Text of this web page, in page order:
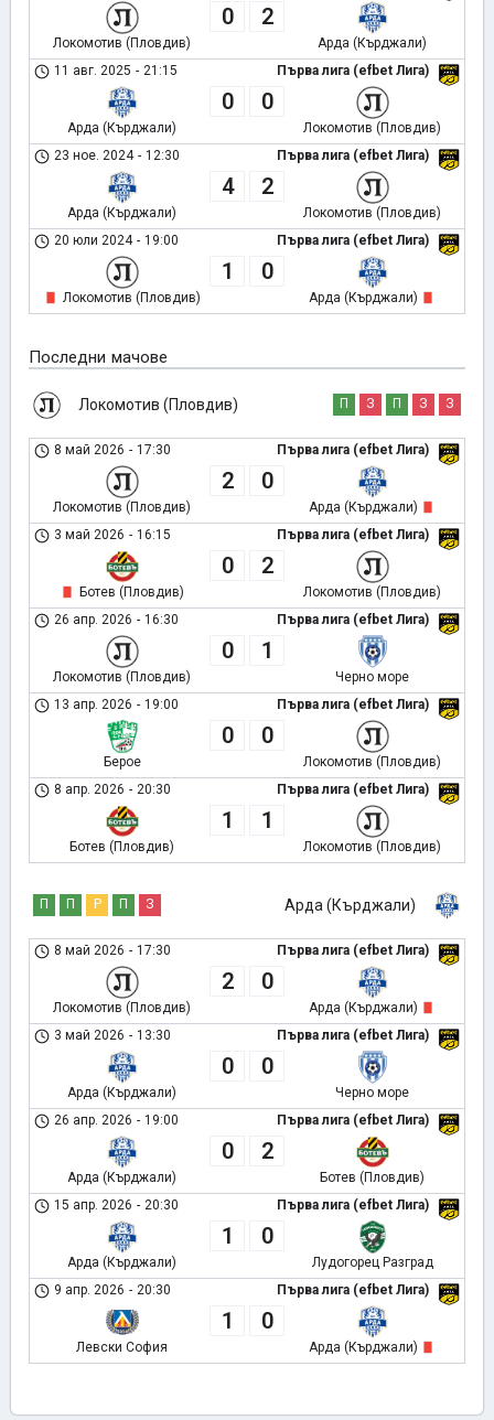
Локомотив (Пловдив)
0 2
Арда (Кърджали)
Първа лига (efbet Лига)
11 авг. 2025 - 21:15
Арда (Кърджали)
0 0
Локомотив (Пловдив)
Първа лига (efbet Лига)
23 ное. 2024 - 12:30
Арда (Кърджали)
4 2
Локомотив (Пловдив)
Първа лига (efbet Лига)
20 юли 2024 - 19:00
Локомотив (Пловдив)
1 0
Арда (Кърджали)
Последни мачове
Локомотив (Пловдив) П З П З З
Първа лига (efbet Лига)
8 май 2026 - 17:30
Локомотив (Пловдив)
2 0
Арда (Кърджали)
Първа лига (efbet Лига)
3 май 2026 - 16:15
Ботев (Пловдив)
0 2
Локомотив (Пловдив)
Първа лига (efbet Лига)
26 апр. 2026 - 16:30
Локомотив (Пловдив)
0 1
Черно море
Първа лига (efbet Лига)
13 апр. 2026 - 19:00
Берое
0 0
Локомотив (Пловдив)
Първа лига (efbet Лига)
8 апр. 2026 - 20:30
Ботев (Пловдив)
1 1
Локомотив (Пловдив)
Арда (Кърджали)
П П Р П З
Първа лига (efbet Лига)
8 май 2026 - 17:30
Локомотив (Пловдив)
2 0
Арда (Кърджали)
Първа лига (efbet Лига)
3 май 2026 - 13:30
Арда (Кърджали)
0 0
Черно море
Първа лига (efbet Лига)
26 апр. 2026 - 19:00
Арда (Кърджали)
0 2
Ботев (Пловдив)
Първа лига (efbet Лига)
15 апр. 2026 - 20:30
Арда (Кърджали)
1 0
Лудогорец Разград
Първа лига (efbet Лига)
9 апр. 2026 - 20:30
Левски София
1 0
Арда (Кърджали)